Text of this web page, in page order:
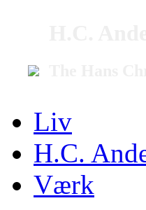
Liv
H.C.
Værk